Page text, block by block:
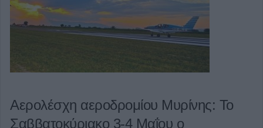
Αερολέσχη αεροδρομίου Μυρίνης: Το
Σαββατοκύριακο 3-4 Μαΐου ο